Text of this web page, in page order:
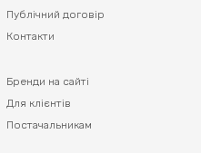
Публічний договір
Контакти
Бренди на сайті
Для клієнтів
Постачальникам